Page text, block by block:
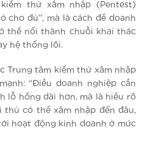
thử xâm nhập (Pentest)
cho đủ”, mà là cách để doanh
thể nối thành chuỗi khai thác
hệ thống lõi.
Trung tâm kiểm thử xâm nhập
“Điều doanh nghiệp cần
lỗ hổng dài hơn, mà là hiểu rõ
có thể xâm nhập đến đâu,
hoạt động kinh doanh ở mức